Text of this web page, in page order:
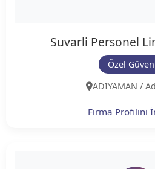
Suvarli Personel
Özel
ADIYAMAN /
Firma Profilini